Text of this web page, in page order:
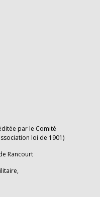
par le Comité
loi de 1901)
Rancourt